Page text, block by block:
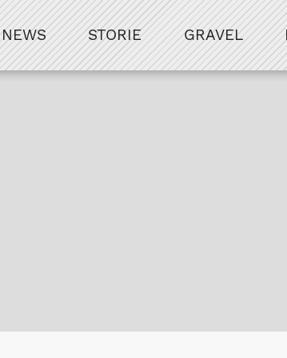
NEWS STORIE GRAVEL